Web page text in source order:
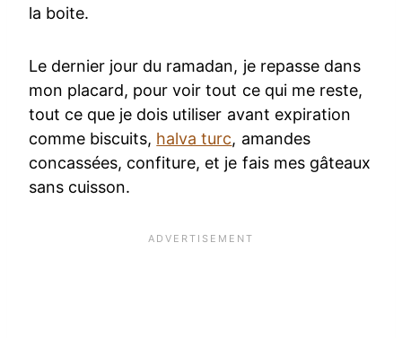
la boite.
Le dernier jour du ramadan, je repasse dans
mon placard, pour voir tout ce qui me reste,
tout ce que je dois utiliser avant expiration
comme biscuits, halva turc, amandes
concassées, confiture, et je fais mes gâteaux
sans cuisson.